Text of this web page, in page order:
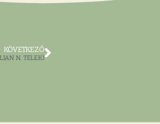
KÖVETKEZŐ
N. TELEKI